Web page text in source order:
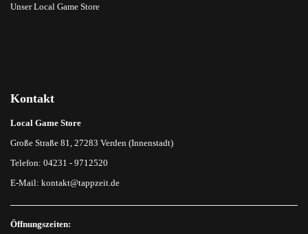
Unser Local Game Store
Kontakt
Local Game Store
Große Straße 81, 27283 Verden (Innenstadt)
Telefon: 04231 - 9712520
E-Mail: kontakt@tappzeit.de
Öffnungszeiten: